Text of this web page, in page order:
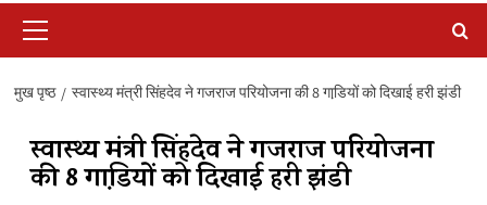
सूची
मुख पृष्ठ स्वास्थ्य मंत्री सिंहदेव ने गजराज परियोजना की 8 गाडि़यों को दिखाई हरी झंडी
स्वास्थ्य मंत्री सिंहदेव ने गजराज परियोजना
की 8 गाडि़यों को दिखाई हरी झंडी